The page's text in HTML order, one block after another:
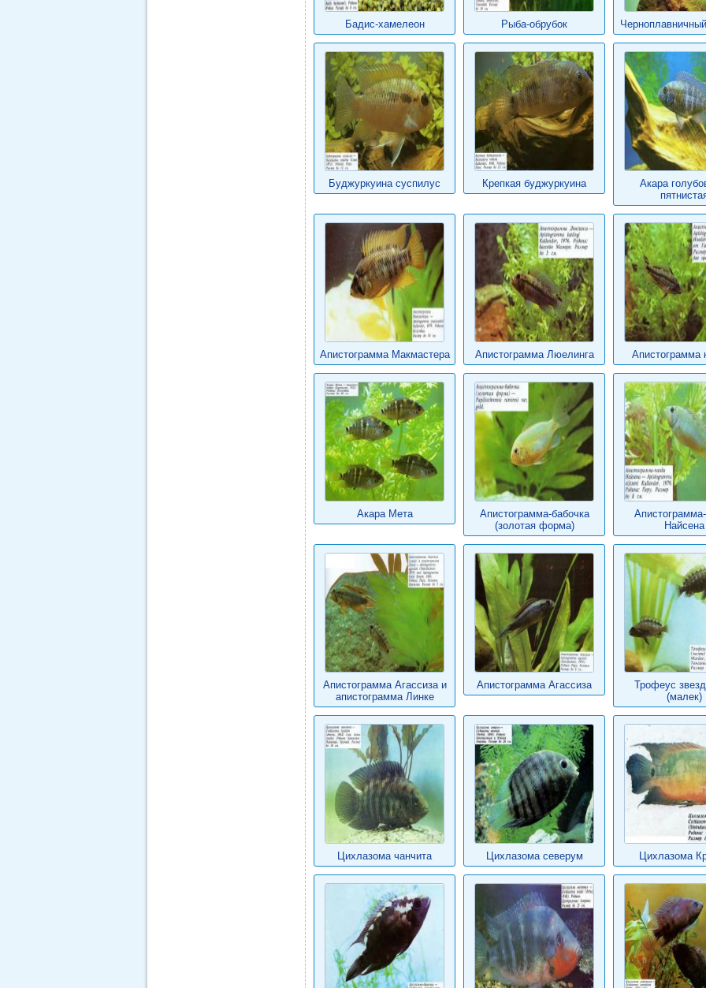
Бадис-хамелеон Рыба-обрубок
Буджуркуина суспилус Крепкая буджуркуина
Акара
Апистограмма Макмастера Апистограмма Люелинга Апистограмма
Акара Мета
Апистограмма-бабочка
(золотая форма)
Найсена
Апистограмма Агассиза и
апистограмма Линке
Апистограмма Агассиза
Трофеус
(малек)
Цихлазома чанчита Цихлазома северум Цихлазома